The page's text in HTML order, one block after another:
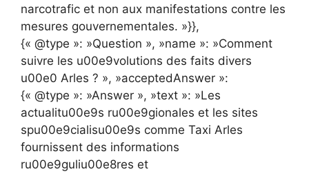
narcotrafic et non aux manifestations contre les
mesures gouvernementales. »}},
{« @type »: »Question », »name »: »Comment
suivre les u00e9volutions des faits divers
u00e0 Arles ? », »acceptedAnswer »:
{« @type »: »Answer », »text »: »Les
actualitu00e9s ru00e9gionales et les sites
spu00e9cialisu00e9s comme Taxi Arles
fournissent des informations
ru00e9guliu00e8res et